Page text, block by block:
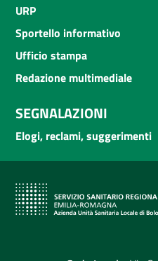
URP
Sportello informativo
Ufficio stampa
Redazione multimediale
SEGNALAZIONI
Elogi, reclami, suggerimenti